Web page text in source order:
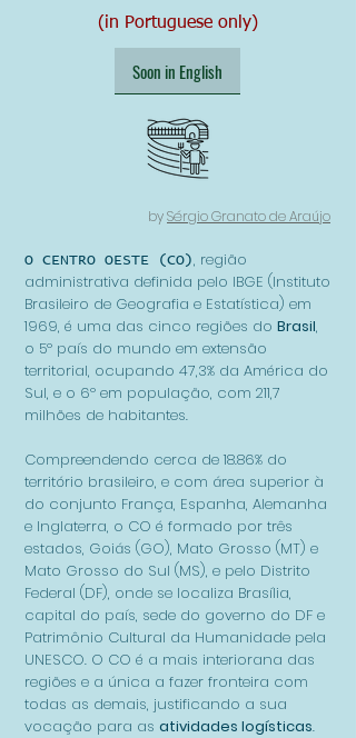
(in Portuguese only)
Soon in English
bySérgio Granato de Araújo
O CENTRO OESTE (CO), região
administrativa definida pelo IBGE (Instituto
Brasileiro de Geografia e Estatística) em
1969, é uma das cinco regiões do Brasil,
o 5º país do mundo em extensão
territorial, ocupando 47,3% da América do
Sul, e o 6º em população, com 211,7
milhões de habitantes.
Compreendendo cerca de 18.86% do
território brasileiro, e com área superior à
do conjunto França, Espanha, Alemanha
e Inglaterra, o CO é formado por três
estados, Goiás (GO), Mato Grosso (MT) e
Mato Grosso do Sul (MS), e pelo Distrito
Federal (DF), onde se localiza Brasília,
capital do país, sede do governo do DF e
Patrimônio Cultural da Humanidade pela
UNESCO. O CO é a mais interiorana das
regiões e a única a fazer fronteira com
todas as demais, justificando a sua
vocação para as atividades logísticas.